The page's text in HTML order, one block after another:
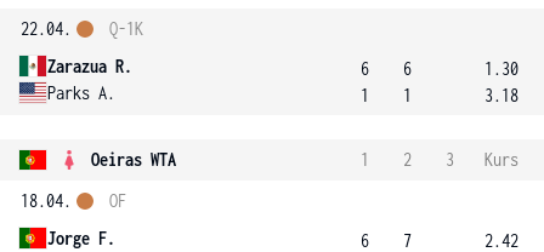
22.04.
Zarazua R.
Parks A.
Q-1K
6
1
6
1
1.30
3.18
Oeiras WTA 1 2 3
Kurs
18.04.
Jorge F.
OF
6
7
2.42